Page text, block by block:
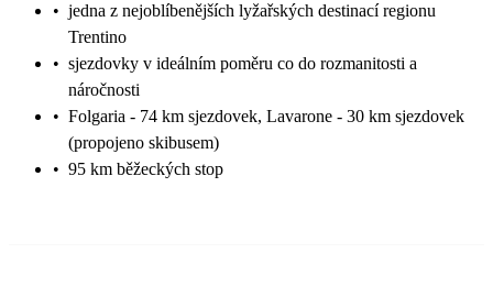
• jedna z nejoblíbenějších lyžařských destinací regionu
Trentino
• sjezdovky v ideálním poměru co do rozmanitosti a
náročnosti
• Folgaria - 74 km sjezdovek, Lavarone - 30 km sjezdovek
(propojeno skibusem)
• 95 km běžeckých stop